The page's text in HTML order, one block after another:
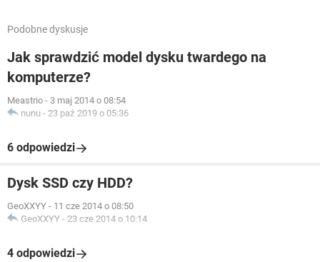
Podobne dyskusje
Jak sprawdzić model dysku twardego na
komputerze?
Meastrio - 3 maj 2014 o 08:54
nunu - 23 paź 2019 o 05:36
6 odpowiedzi
Dysk SSD czy HDD?
GeoXXYY - 11 cze 2014 o 08:50
GeoXXYY - 23 cze 2014 o 10:14
4 odpowiedzi